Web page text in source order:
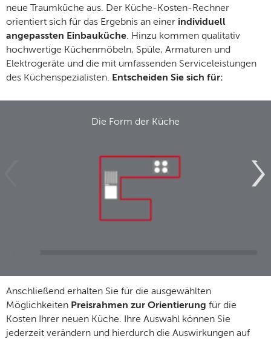
neue Traumküche aus. Der Küche-Kosten-Rechner
orientiert sich für das Ergebnis an einer individuell
angepassten Einbauküche. Hinzu kommen qualitativ
hochwertige Küchenmöbeln, Spüle, Armaturen und
Elektrogeräte und die mit umfassenden Serviceleistungen
des Küchenspezialisten. Entscheiden Sie sich für:
Die Form der Küche
Anschließend erhalten Sie für die ausgewählten
Möglichkeiten Preisrahmen zur Orientierung für die
Kosten Ihrer neuen Küche. Ihre Auswahl können Sie
jederzeit verändern und hierdurch die Auswirkungen auf